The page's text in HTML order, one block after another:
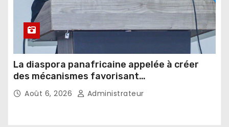
La diaspora panafricaine appelée à créer
des mécanismes favorisant
l’investissement dans les pays d’origine
Août 6, 2026 Administrateur